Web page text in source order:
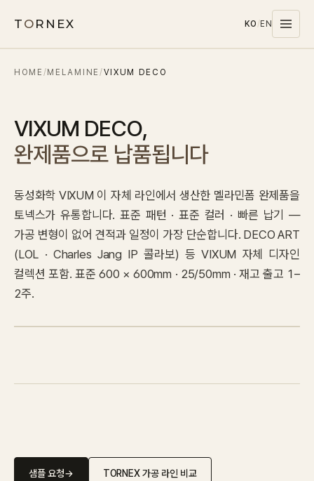
T O RNEX KO / EN
Products
PET
MELAMINE
CARPET
SYSTEMS
SOUND MASKING
Stocks
HOME / MELAMINE /VIXUM DECO
VIXUM DECO,
완제품으로 납품됩니다
동성화학 VIXUM 이 자체 라인에서 생산한 멜라민폼 완제품을
토넥스가 유통합니다. 표준 패턴 · 표준 컬러 · 빠른 납기 —
가공 변형이 없어 견적과 일정이 가장 단순합니다. DECO ART
(LOL · Charles Jang IP 콜라보) 등 VIXUM 자체 디자인
컬렉션 포함. 표준 600 × 600mm · 25/50mm · 재고 출고 1–
2주.
샘플 요청→ TORNEX 가공 라인 비교